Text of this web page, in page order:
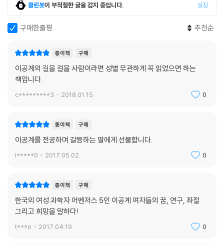
클린봇이 부적절한 글을 감지 중입니다. 설정
구매한줄평 추천순
종이책 구매
이공계의 길을 걸을 사람이라면 성별 무관하게 꼭 읽었으면 하는
책입니다.
c*********3 2018.01.15. 0
종이책 구매
이공계를 전공하며 갈등하는 딸에게 선물합니다.
l*****0 2017.05.02. 0
종이책 구매
한국의 여성 과학자 어벤저스 5인 이공계 여자들의 꿈, 연구, 좌절
그리고 희망을 말하다!
t***o 2017.04.19. 0